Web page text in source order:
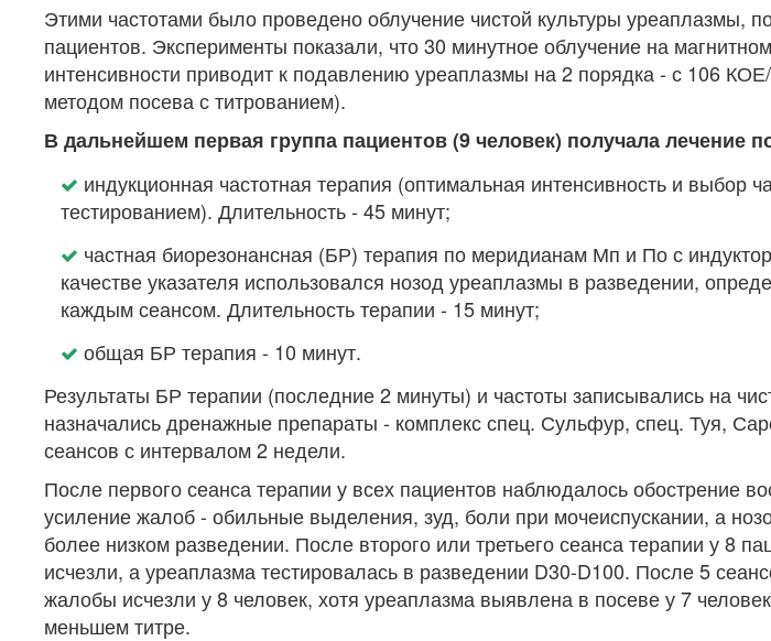
Этими частотами было проведено облучение чистой культуры уреаплазмы,
пациентов. Эксперименты показали, что 30 минутное облучение на
интенсивности приводит к подавлению уреаплазмы на 2 порядка - с 106
методом посева с титрованием).
В дальнейшем первая группа пациентов (9 человек) получала лечение
индукционная частотная терапия (оптимальная интенсивность и выбор
тестированием). Длительность - 45 минут;
частная биорезонансная (БР) терапия по меридианам Мп и По с
качестве указателя использовался нозод уреаплазмы в разведении,
каждым сеансом. Длительность терапии - 15 минут;
общая БР терапия - 10 минут.
Результаты БР терапии (последние 2 минуты) и частоты записывались на
назначались дренажные препараты - комплекс спец. Сульфур, спец. Туя,
сеансов с интервалом 2 недели.
После первого сеанса терапии у всех пациентов наблюдалось обострение
усиление жалоб - обильные выделения, зуд, боли при мочеиспускании, а
более низком разведении. После второго или третьего сеанса терапии у 8
исчезли, а уреаплазма тестировалась в разведении D30-D100. После 5
жалобы исчезли у 8 человек, хотя уреаплазма выявлена в посеве у 7
меньшем титре.